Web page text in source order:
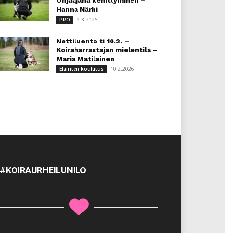
Hanna Närhi
PRO 9.3.2026
Nettiluento ti 10.2. –
Koiraharrastajan mielentila –
Maria Matilainen
Eläinten koulutus 10.2.2026
#KOIRAURHEILUNILO